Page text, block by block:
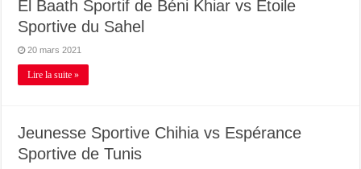
El Baath Sportif de Béni Khiar vs Étoile
Sportive du Sahel
20 mars 2021
Lire la suite »
Jeunesse Sportive Chihia vs Espérance
Sportive de Tunis